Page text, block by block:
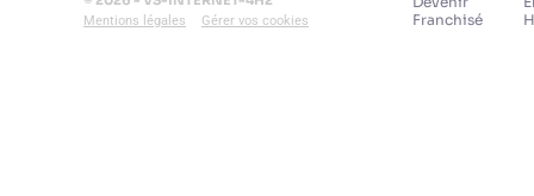
Mentions légales Gérer vos cookies
Franchisé